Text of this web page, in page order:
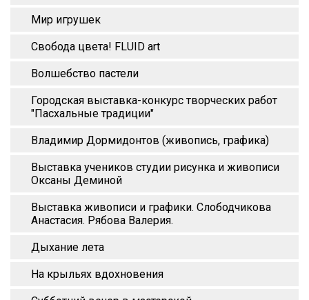
Мир игрушек
Свобода цвета! FLUID art
Волшебство пастели
Городская выставка-конкурс творческих работ
"Пасхальные традиции"
Владимир Дормидонтов (живопись, графика)
Выставка учеников студии рисунка и живописи
Оксаны Деминой
Выставка живописи и графики. Слободчикова
Анастасия. Рябова Валерия.
Дыхание лета
На крыльях вдохновения